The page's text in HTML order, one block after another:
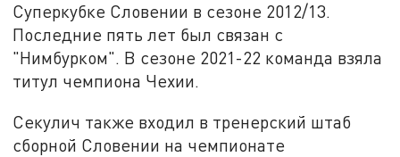
Суперкубке Словении в сезоне 2012/13.
Последние пять лет был связан с
"Нимбурком". В сезоне 2021-22 команда взяла
титул чемпиона Чехии.
Секулич также входил в тренерский штаб
сборной Словении на чемпионате